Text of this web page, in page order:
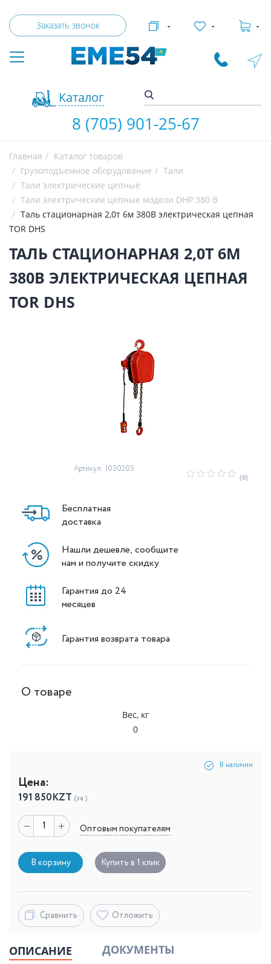
Заказать звонок
Каталог
- - -
8 (705) 901-25-67
Главная
Каталог товаров
Грузоподъемное оборудование
Тали
Тали электрические цепные
Тали электрические цепные модели DHP 380 В
Таль стационарная 2,0т 6м 380В электрическая цепная
TOR DHS
ТАЛЬ СТАЦИОНАРНАЯ 2,0Т 6М
380В ЭЛЕКТРИЧЕСКАЯ ЦЕПНАЯ
TOR DHS
Артикул: 1050205
(0)
Бесплатная
доставка
Нашли дешевле, сообщите
нам и получите скидку
Гарантия до 24
месяцев
Гарантия возврата товара
О товаре
Вес, кг
0
В наличии
Цена:
191 850KZT (за )
Оптовым покупателям
В корзину Купить в 1 клик
Сравнить Отложить
ОПИСАНИЕ
ДОКУМЕНТЫ